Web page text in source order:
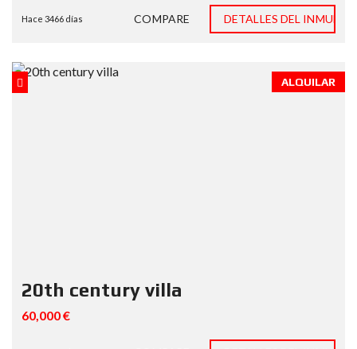
Hace 3466 días COMPARE DETALLES DEL
ALQUILAR
20th century villa
60,000 €